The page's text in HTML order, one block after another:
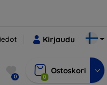
Kirjaudu
0 0
Ostoskori